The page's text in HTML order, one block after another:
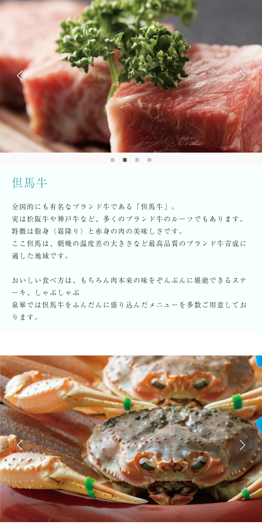
但馬牛
全国的にも有名なブランド牛である「但馬牛」。
実は松阪牛や神戸牛など、多くのブランド牛のルーツでもあります。
特徴は脂身（霜降り）と赤身の肉の美味しさです。
ここ但馬は、朝晩の温度差の大きさなど最高品質のブランド牛育成に
適した地域です。
おいしい食べ方は、もちろん肉本来の味をぞんぶんに堪能できるステ
ーキ、しゃぶしゃぶ
泉翠では但馬牛をふんだんに盛り込んだメニューを多数ご用意してお
ります。